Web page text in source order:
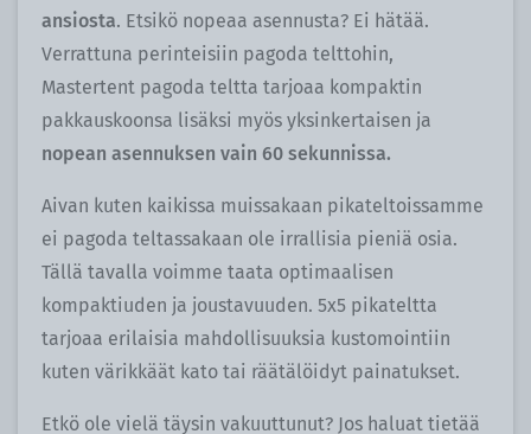
ansiosta. Etsikö nopeaa asennusta? Ei hätää.
Verrattuna perinteisiin pagoda telttohin,
Mastertent pagoda teltta tarjoaa kompaktin
pakkauskoonsa lisäksi myös yksinkertaisen ja
nopean asennuksen vain 60 sekunnissa.
Aivan kuten kaikissa muissakaan pikateltoissamme
ei pagoda teltassakaan ole irrallisia pieniä osia.
Tällä tavalla voimme taata optimaalisen
kompaktiuden ja joustavuuden. 5x5 pikateltta
tarjoaa erilaisia mahdollisuuksia kustomointiin
kuten värikkäät kato tai räätälöidyt painatukset.
Etkö ole vielä täysin vakuuttunut? Jos haluat tietää